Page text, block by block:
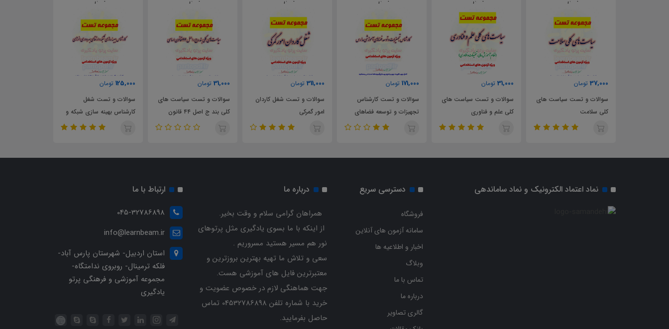
سوالات و تست سیاست های
سوالات و تست سیاست های
کلی علم و فناوری
سوالات و تست کارشناس
تجهیزات و توسعه فضاهای
آموزشی مدارس
سوالات و تست شغل کاردان
امور گمرکی
سوالات و تست سیاست های
کلی بند ج اصل ۴۴ قانون
اساسی
تومان
سوالات و تست شغل
کارشناس بهینه سازی شبکه و
ارتقای بهره وری انرژی
کلی امور پدافند غیرعامل
نماد اعتماد الکترونیک و نماد ساماندهی دسترسی سریع
فروشگاه
سامانه آزمون های آنلاین
اخبار و اطلاعیه ها
وبلاگ
تماس با ما
درباره ما
گالری تصاویر
درباره ما
همراهان گرامی سلام و وقت بخیر.
از اینکه با ما بسوی یادگیری مثل پرتوهای
نور هم مسیر هستید مسروریم .
سعی و تلاش ما تهیه بهترین بروزترین و
معتبرترین فایل های آموزشی هست.
جهت هماهنگی لازم در خصوص عضویت و
خرید با شماره تلفن 04532786898 تماس
حاصل بفرمایید.
ارتباط با ما
045-32786898
info@learnbeam.ir
استان اردبیل- شهرستان پارس آباد-
فلکه ترمینال- روبروی ندامتگاه-
مجموعه آموزشی و فرهنگی پرتو
یادگیری